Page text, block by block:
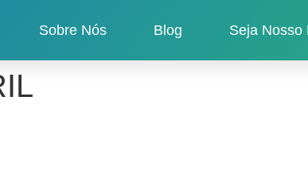
Sobre Nós Blog Seja Nosso